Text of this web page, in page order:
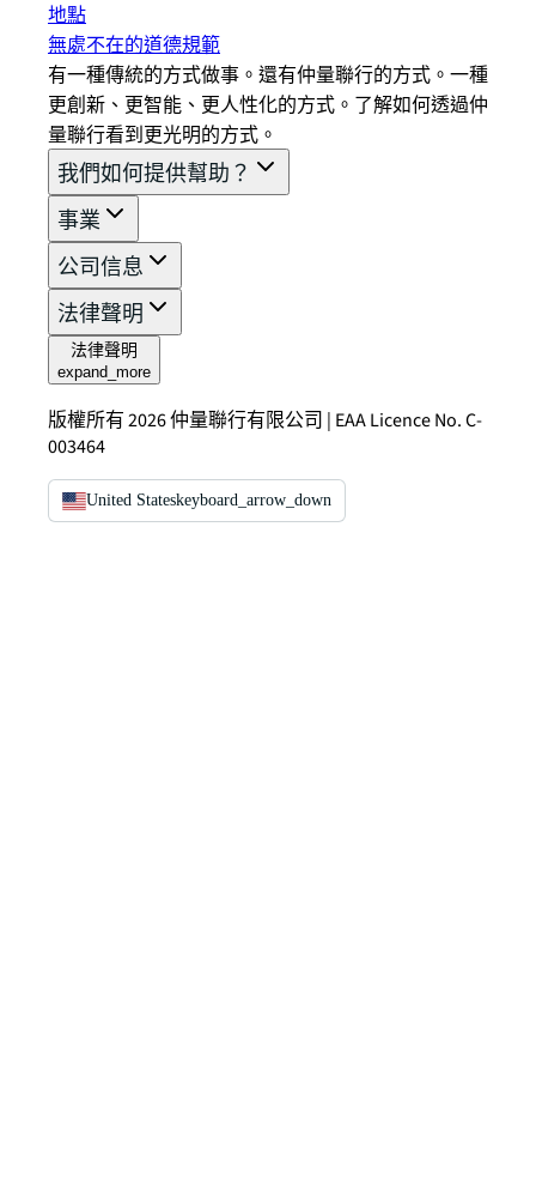
地點
無處不在的道德規範
有一種傳統的方式做事。還有仲量聯行的方式。一種
更創新、更智能、更人性化的方式。了解如何透過仲
量聯行看到更光明的方式。
我們如何提供幫助？
事業
公司信息
法律聲明
法律聲明
expand_more
版權所有 2026 仲量聯行有限公司 | EAA Licence No. C-
003464
United Stateskeyboard_arrow_down